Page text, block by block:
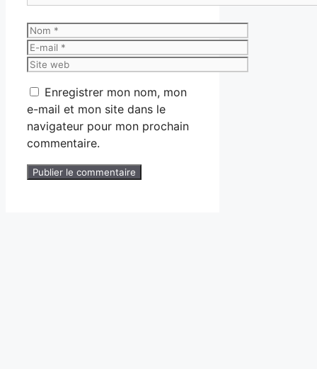
Nom
E-
mail
Site
Enregistrer mon nom, mon
e-mail et mon site dans le
navigateur pour mon prochain
commentaire.